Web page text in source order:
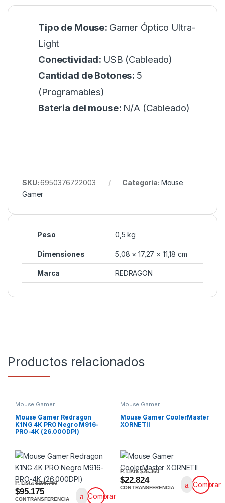
Tipo de Mouse: Gamer Óptico Ultra-
Light
Conectividad: USB (Cableado)
Cantidad de Botones: 5
(Programables)
Bateria del mouse: N/A (Cableado)
SKU:6950376722003 Categoría: Mouse
Gamer
Peso 0,5 kg
Dimensiones 5,08 × 17,27 × 11,18 cm
Marca REDRAGON
Productos relacionados
Mouse Gamer
Mouse Gamer Redragon
K1NG 4K PRO Negro M916-
PRO-4K (26.000DPI)
P. Lista$105.750
$95.175
CON TRANSFERENCIA Comprar
Mouse Gamer
Mouse Gamer CoolerMaster
XORNETII
P. Lista$25.360
$22.824
CON TRANSFERENCIA Comprar